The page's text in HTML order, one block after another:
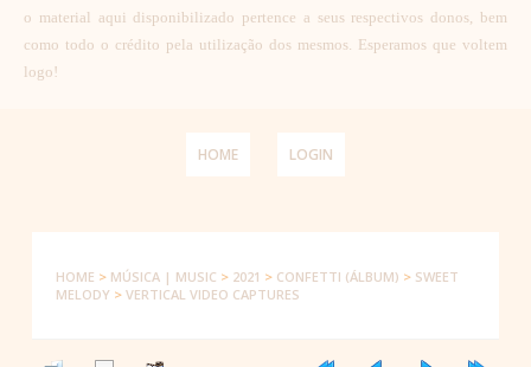
o material aqui disponibilizado pertence a seus respectivos donos, bem
como todo o crédito pela utilização dos mesmos. Esperamos que voltem
logo!
HOME LOGIN
HOME > MÚSICA | MUSIC > 2021 > CONFETTI (ÁLBUM) > SWEET
MELODY > VERTICAL VIDEO CAPTURES